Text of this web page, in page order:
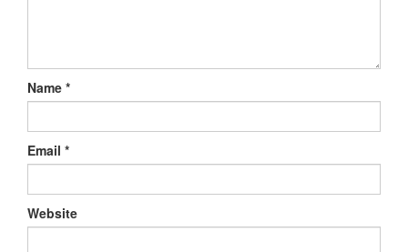
Name *
Email *
Website